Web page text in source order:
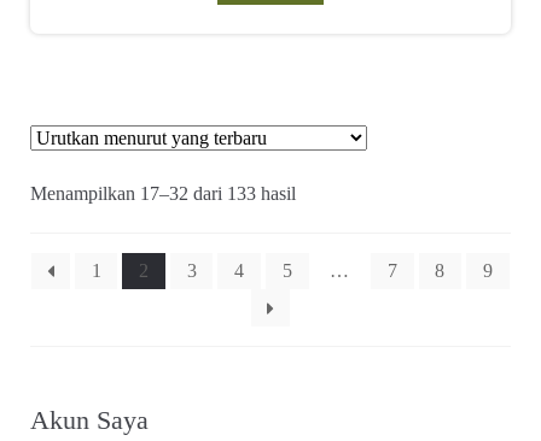
Menampilkan 17–32 dari 133 hasil
1 2 3 4 5 … 7 8 9
Akun Saya